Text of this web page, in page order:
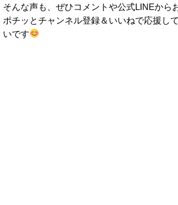
そんな声も、ぜひコメントや公式LINEから
ポチッとチャンネル登録＆いいねで応援し
いです